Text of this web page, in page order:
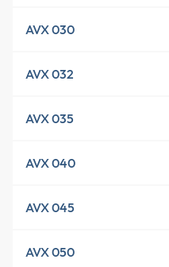
AVX 030
AVX 032
AVX 035
AVX 040
AVX 045
AVX 050